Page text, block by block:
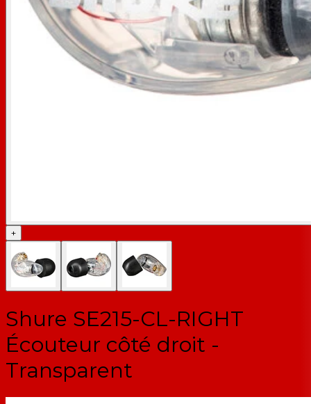
+
Shure SE215-CL-RIGHT
Écouteur côté droit -
Transparent